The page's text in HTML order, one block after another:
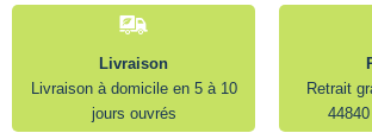
Livraison
Livraison à domicile en 5 à 10
jours ouvrés
Retrait